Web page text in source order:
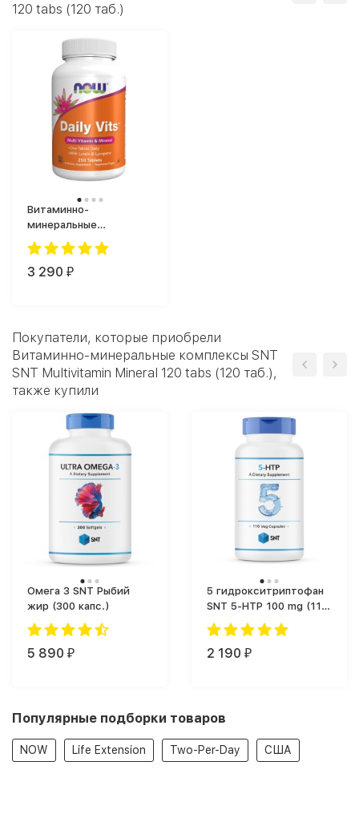
120 tabs (120 таб.)
Витаминно-
минеральные
комплексы NOW Foods
Daily Vits (250 таб.)
3 290 ₽
Покупатели, которые приобрели
Витаминно-минеральные комплексы SNT
SNT Multivitamin Mineral 120 tabs (120 таб.),
также купили
Омега 3 SNT Рыбий
жир (300 капс.)
5 890 ₽
5 гидрокситриптофан
SNT 5-HTP 100 mg (110
капс.)
2 190 ₽
Популярные подборки товаров
NOW Life Extension Two-Per-Day США